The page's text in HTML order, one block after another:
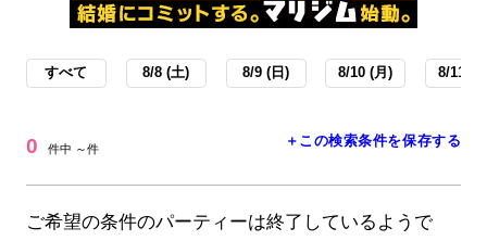
すべて 8/8 (土) 8/9 (日) 8/10 (月) 8/11 (
0 件中 ～件 ＋この検索条件を保存する
ご希望の条件のパーティーは終了しているようで